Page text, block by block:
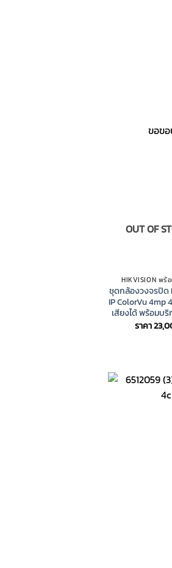
ขอข
OUT OF
HIKVISION พร้
ชุดกล้องวงจรปิด
IP ColorVu 4mp
เสียงได้ พร้อมบ
ราคา